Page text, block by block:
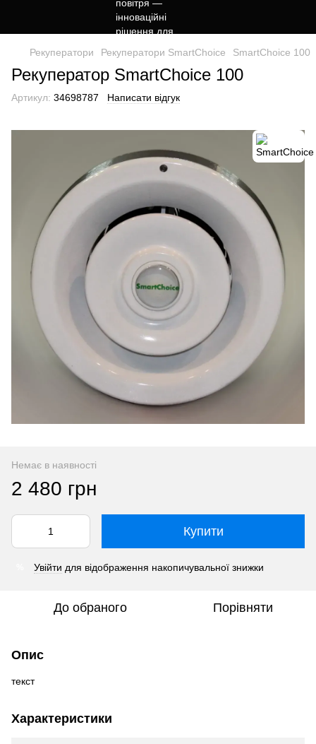
Рекуператори Рекуператори SmartChoice SmartChoice 100
Рекуператор SmartChoice 100
Артикул: 34698787 Написати відгук
Немає в наявності
2 480 грн
Купити
Увійти для відображення накопичувальної знижки
До обраного Порівняти
Опис
текст
Характеристики